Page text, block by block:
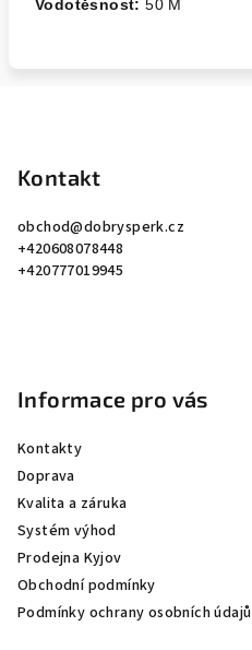
Vodotěsnost: 50 M
Kontakt
obchod@dobrysperk.cz
+420608078448
+420777019945
Informace pro vás
Kontakty
Doprava
Kvalita a záruka
Systém výhod
Prodejna Kyjov
Obchodní podmínky
Podmínky ochrany osobních údajů